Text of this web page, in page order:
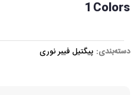
1 Colors
دسته‌بندی: پیگتیل فیبر نوری